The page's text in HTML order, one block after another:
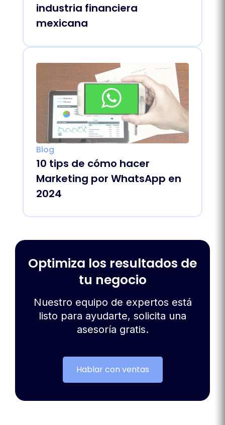
industria financiera
mexicana
Blog
10 tips de cómo hacer
Marketing por WhatsApp en
2024
Optimiza los resultados de
tu negocio
Nuestro equipo de expertos está
listo para ayudarte, solicita una
asesoría gratis.
Hablar con ventas